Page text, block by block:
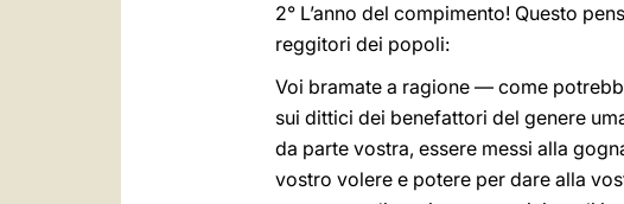
2° L’anno del compimento! Questo
reggitori dei popoli:
Voi bramate a ragione — come
sui dittici dei benefattori del genere
da parte vostra, essere messi alla
vostro volere e potere per dare alla